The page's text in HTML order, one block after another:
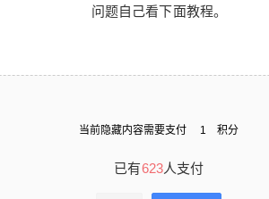
问题自己看下面教程。
当前隐藏内容需要支付 1 积分
已有623人支付
8.5的投稿，时长40
忘记密码？找回